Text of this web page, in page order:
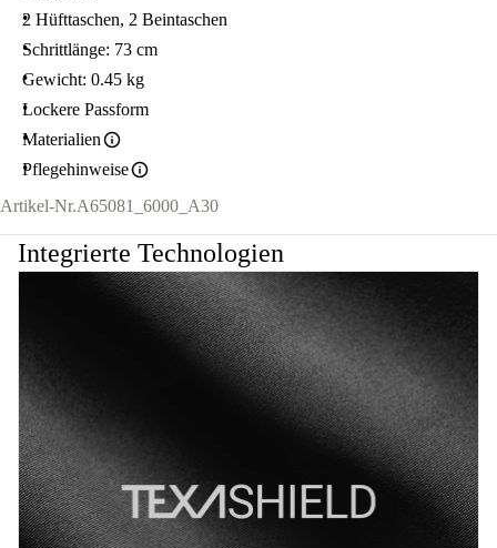
2 Hüfttaschen, 2 Beintaschen
Schrittlänge: 73 cm
Gewicht: 0.45 kg
Lockere Passform
Materialien
Pflegehinweise
Artikel-Nr.A65081_6000_A30
Integrierte Technologien